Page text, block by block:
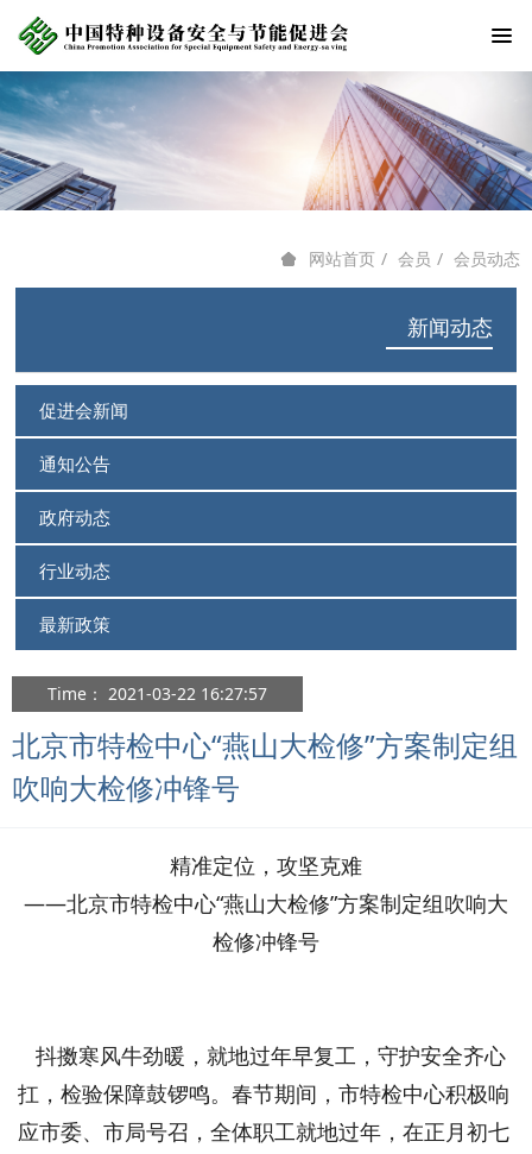
新闻动态
促进会新闻
通知公告
政府动态
行业动态
最新政策
网站首页 会员 会员动态
Time： 2021-03-22 16:27:57
北京市特检中心“燕山大检修”方案制定组
吹响大检修冲锋号
精准定位，攻坚克难
——北京市特检中心“燕山大检修”方案制定组吹响大
检修冲锋号
抖擞寒风牛劲暖，就地过年早复工，守护安全齐心
扛，检验保障鼓锣鸣。春节期间，市特检中心积极响
应市委、市局号召，全体职工就地过年，在正月初七